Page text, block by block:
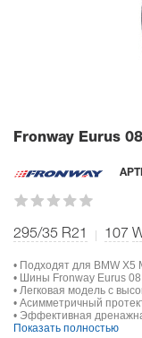
Fronway Eurus 08
295/35 R21 107
• Подходят для BMW X5
• Шины Fronway Eurus
• Легковая модель с
• Асимметричный
• Эффективная
Показать полностью